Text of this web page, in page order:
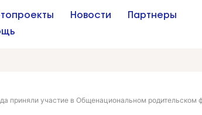
Новости
Партнеры
приняли участие в Общенациональном родительском